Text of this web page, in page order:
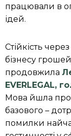
працювали в
ідей.
Стійкість
бізнесу
продовжила
EVERLEGAL,
Мова йшла про
базового –
помилки